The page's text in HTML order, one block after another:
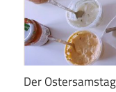
Der